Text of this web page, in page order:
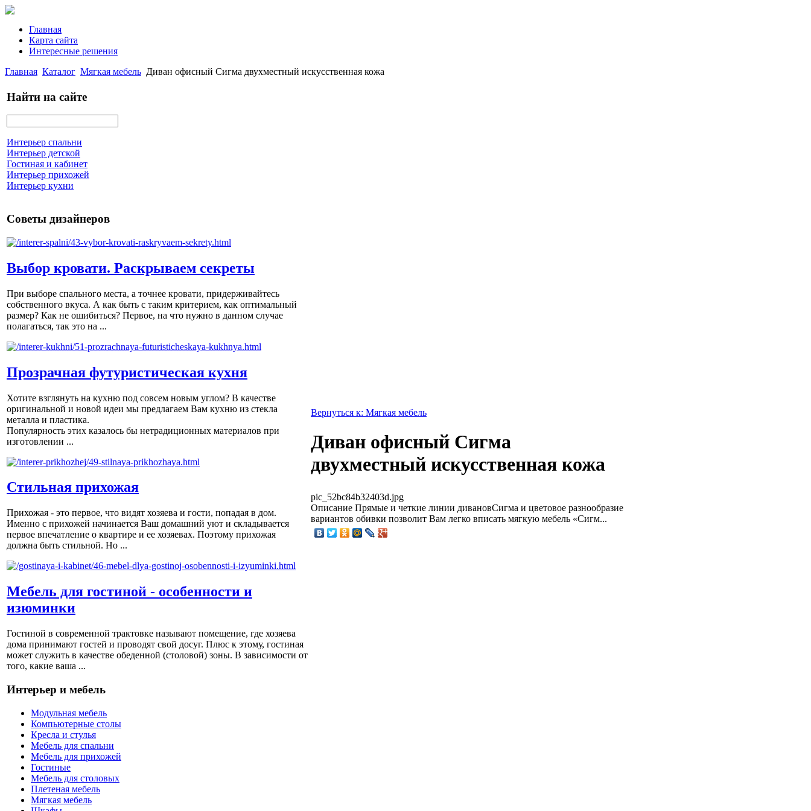
Главная
Карта сайта
Интересные решения
Главная Каталог Мягкая мебель Диван офисный Сигма двухместный искусственная кожа
Найти на сайте
Интерьер спальни
Интерьер детской
Гостиная и кабинет
Интерьер прихожей
Интерьер кухни
Советы дизайнеров
Выбор кровати. Раскрываем секреты
При выборе спального места, а точнее кровати, придерживайтесь
собственного вкуса. А как быть с таким критерием, как оптимальный
размер? Как не ошибиться? Первое, на что нужно в данном случае
полагаться, так это на ...
Прозрачная футуристическая кухня
Хотите взглянуть на кухню под совсем новым углом? В качестве
оригинальной и новой идеи мы предлагаем Вам кухню из стекла
металла и пластика.
Популярность этих казалось бы нетрадиционных материалов при
изготовлении ...
Стильная прихожая
Прихожая - это первое, что видят хозяева и гости, попадая в дом.
Именно с прихожей начинается Ваш домашний уют и складывается
первое впечатление о квартире и ее хозяевах. Поэтому прихожая
должна быть стильной. Но ...
Мебель для гостиной - особенности и
изюминки
Гостиной в современной трактовке называют помещение, где хозяева
дома принимают гостей и проводят свой досуг. Плюс к этому, гостиная
может служить в качестве обеденной (столовой) зоны. В зависимости от
того, какие ваша ...
Интерьер и мебель
Модульная мебель
Компьютерные столы
Кресла и стулья
Мебель для спальни
Мебель для прихожей
Гостиные
Мебель для столовых
Плетеная мебель
Мягкая мебель
Вернуться к: Мягкая мебель
Диван офисный Сигма
двухместный искусственная кожа
pic_52bc84b32403d.jpg
Описание Прямые и четкие линии дивановСигма и цветовое разнообразие
вариантов обивки позволит Вам легко вписать мягкую мебель «Сигм...